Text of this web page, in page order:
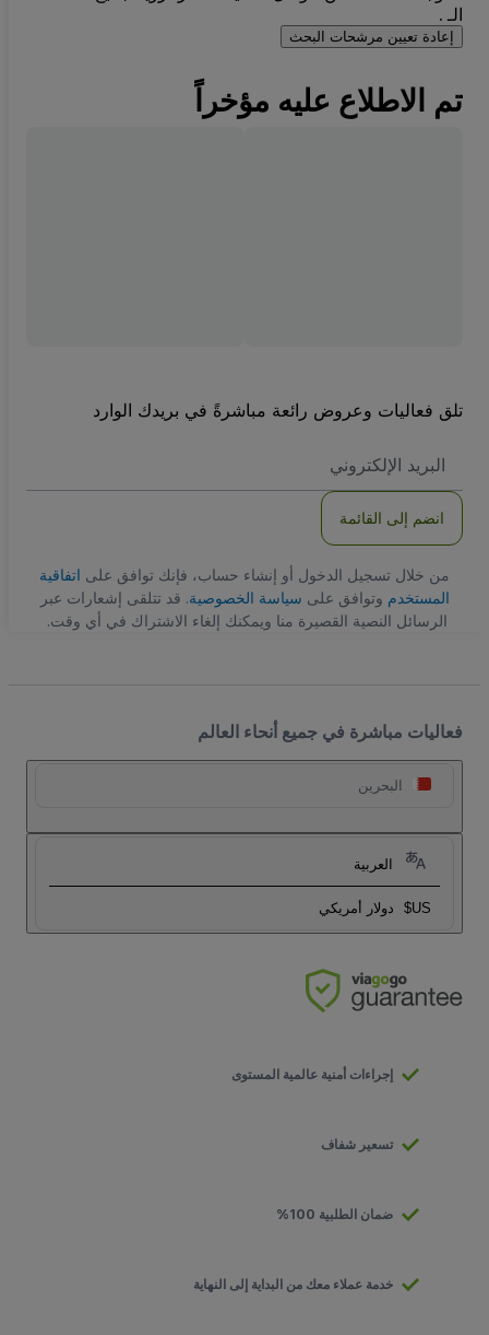
الـ .
إعادة تعيين مرشحات البحث
تم الاطلاع عليه مؤخراً
تلق فعاليات وعروض رائعة مباشرةً في بريدك الوارد
الاكتروني
انضم إلى القائمة
من خلال تسجيل الدخول أو إنشاء حساب، فإنك توافق على اتفاقية
المستخدم وتوافق على سياسة الخصوصية. قد تتلقى إشعارات عبر
الرسائل النصية القصيرة منا ويمكنك إلغاء الاشتراك في أي وقت.
فعاليات مباشرة في جميع أنحاء العالم
البحرين
العربية
US$ دولار أمريكي
إجراءات أمنية عالمية المستوى
تسعير شفاف
ضمان الطلبية 100%
خدمة عملاء معك من البداية إلى النهاية